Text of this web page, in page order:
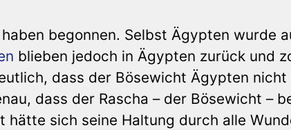
haben begonnen. Selbst Ägypten wurde
blieben jedoch in Ägypten zurück und
dass der Bösewicht Ägypten
dass der Rascha – der Bösewicht –
hätte sich seine Haltung durch alle